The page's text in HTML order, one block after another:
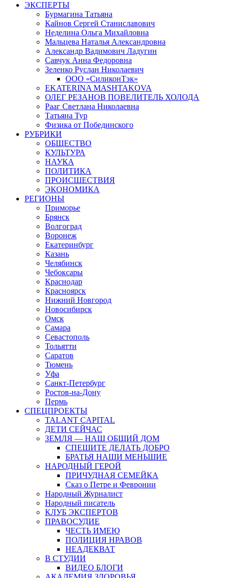
ЭКСПЕРТЫ
Бурмагина Татьяна
Кайнов Сергей Станиславович
Неделина Ольга Михайловна
Мальцева Наталья Александровна
Александр Вадимович Ладугин
Савчук Анна Федоровна
Зеленко Руслан Николаевич
ООО «СиликонТэк»
EKATERINA MASHTAKOVA
ОЛЕГ РЕЗАНОВ ПОВЕЛИТЕЛЬ ХОЛОДА
Рааг Светлана Николаевна
Татьяна Тур
Физика от Побединского
РУБРИКИ
ОБЩЕСТВО
КУЛЬТУРА
НАУКА
ПОЛИТИКА
ПРОИСШЕСТВИЯ
ЭКОНОМИКА
РЕГИОНЫ
Приморье
Брянск
Волгоград
Воронеж
Екатеринбург
Казань
Челябинск
Чебоксары
Краснодар
Красноярск
Нижний Новгород
Новосибирск
Омск
Самара
Севастополь
Тольятти
Саратов
Тюмень
Уфа
Санкт-Петербург
Ростов-на-Дону
Пермь
СПЕЦПРОЕКТЫ
TALANT CAPITAL
ДЕТИ СЕЙЧАС
ЗЕМЛЯ — НАШ ОБЩИЙ ДОМ
СПЕШИТЕ ДЕЛАТЬ ДОБРО
БРАТЬЯ НАШИ МЕНЬШИЕ
НАРОДНЫЙ ГЕРОЙ
ПРИЧУДНАЯ СЕМЕЙКА
Сказ о Петре и Февронии
Народный Журналист
Народный писатель
КЛУБ ЭКСПЕРТОВ
ПРАВОСУДИЕ
ЧЕСТЬ ИМЕЮ
ПОЛИЦИЯ НРАВОВ
НЕАДЕКВАТ
В СТУДИИ
ВИДЕО БЛОГИ